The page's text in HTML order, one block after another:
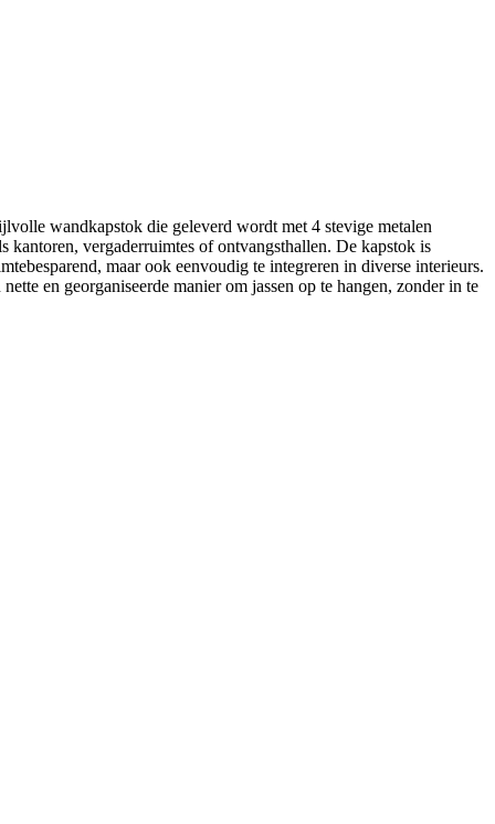
wandkapstok die geleverd wordt met 4 stevige metalen
vergaderruimtes of ontvangsthallen. De kapstok is
maar ook eenvoudig te integreren in diverse interieurs.
en georganiseerde manier om jassen op te hangen, zonder in te